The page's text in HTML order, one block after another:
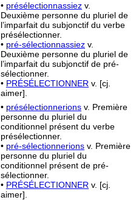
• présélectionnassiez v.
Deuxième personne du pluriel de
l’imparfait du subjonctif du verbe
présélectionner.
• pré-sélectionnassiez v.
Deuxième personne du pluriel de
l’imparfait du subjonctif de pré-
sélectionner.
• PRÉSÉLECTIONNER v. [cj.
aimer].
• présélectionnerions v. Première
personne du pluriel du
conditionnel présent du verbe
présélectionner.
• pré-sélectionnerions v. Première
personne du pluriel du
conditionnel présent de pré-
sélectionner.
• PRÉSÉLECTIONNER v. [cj.
aimer].